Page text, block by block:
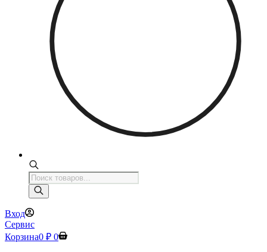
Поиск
товаров
Вход
Сервис
Корзина0 ₽ 0